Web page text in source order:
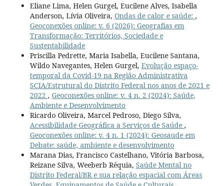
Eliane Lima, Helen Gurgel, Eucilene Alves, Isabella
Anderson, Lívia Oliveira, Ondas de calor e saúde: ,
Geoconexões online: v. 6 (2026): Geografias em
Transformação: Territórios, Sociedade e
Sustentabilidade
Priscilla Pedrette, Maria Isabella, Eucilene Santana,
Wildo Navegantes, Helen Gurgel, Evolução espaço-
temporal da Covid-19 na Região Administrativa
SCIA/Estrutural do Distrito Federal nos anos de 2021 e
2022 , Geoconexões online: v. 4 n. 2 (2024): Saúde,
Ambiente e Desenvolvimento
Ricardo Oliveira, Marcel Pedroso, Diego Silva,
Acessibilidade Geográfica a Serviços de Saúde ,
Geoconexões online: v. 4 n. 1 (2024): Geosaude em
Debate: saúde, ambiente e desenvolvimento
Marana Dias, Francisco Castelhano, Vitória Barbosa,
Reizane Silva, Weeberb Réquia, Saúde Mental no
Distrito Federal/BR e sua relação espacial com Áreas